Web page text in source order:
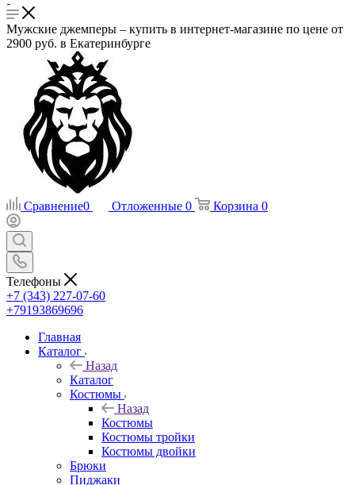
Мужские джемперы – купить в интернет-магазине по цене от
2900 руб. в Екатеринбурге
Сравнение0 Отложенные 0 Корзина 0
Телефоны
+7 (343) 227-07-60
+79193869696
Главная
Каталог
Назад
Каталог
Костюмы
Назад
Костюмы
Костюмы тройки
Костюмы двойки
Брюки
Пиджаки